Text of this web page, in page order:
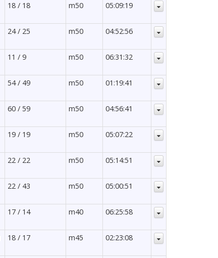
18 / 18 m50 05:09:19
24 / 25 m50 04:52:56
11 / 9 m50 06:31:32
54 / 49 m50 01:19:41
60 / 59 m50 04:56:41
19 / 19 m50 05:07:22
22 / 22 m50 05:14:51
22 / 43 m50 05:00:51
17 / 14 m40 06:25:58
18 / 17 m45 02:23:08